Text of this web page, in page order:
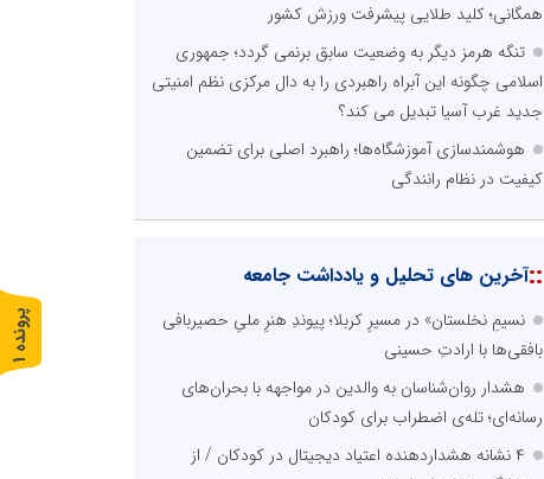
همگانی؛ کلید طلایی پیشرفت ورزش کشور
تنگه هرمز دیگر به وضعیت سابق برنمی گردد؛ جمهوری
اسلامی چگونه این آبراه راهبردی را به دال مرکزی نظم امنیتی
جدید غرب آسیا تبدیل می کند؟
هوشمندسازی آموزشگاه‌ها؛ راهبرد اصلی برای تضمین
کیفیت در نظام رانندگی
::آخرین های تحلیل و یادداشت جامعه
نسیمِ نخلستان» در مسیرِ کربلا؛ پیوندِ هنرِ ملیِ حصیربافی
بافقی‌ها با ارادتِ حسینی
هشدار روان‌شناسان به والدین در مواجهه با بحران‌های
رسانه‌ای؛ تله‌ی اضطراب برای کودکان
۴ نشانه هشداردهنده اعتیاد دیجیتال در کودکان / از
پ
ر
و
ن
د
ه
1